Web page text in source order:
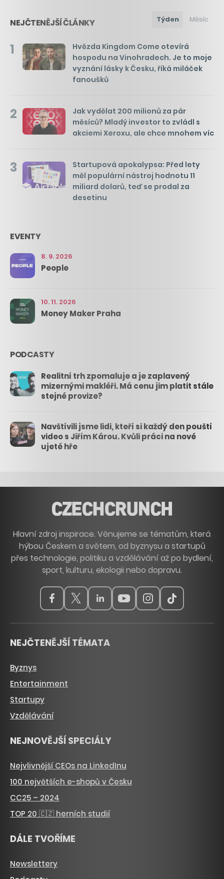
NEJČTENĚJŠÍ ČLÁNKY Týden Měsíc
1
Hvězda Kingdom Come otevírá
hospodu na Vinohradech. Je to moje
vyznání lásky k Česku, říká miláček
fanoušků
2
Jak vydělat 200 milionů za pár
měsíců? Mladý investor to zvládl s
akciemi Xeroxu, ale chce mnohem víc
3
Startupová apokalypsa: Před lety
měl populární nástroj hodnotu 11
miliard dolarů, teď se prodal za
desetinu
EVENTY
8. 9. 2026
People
10. 11. 2026
Money Maker Praha
PODCASTY
Realitní trh zpomaluje a je zaplavený
mizernými makléři. Má cenu jim platit stále
stejné provize?
Navštívili jsme lidi, kteří si každý den pouští
video s Jiřím Károu. Kvůli práci na nové
ujeté hře
Hlavní zdroj inspirace. Věnujeme se tématům, která
hýbou Českem a světem, od byznysu a startupů
přes technologie, politiku a vzdělávání až po bydlení,
sport, kulturu, ekologii nebo dopravu.
NEJČTENĚJŠÍ TÉMATA
Byznys
Entertainment
Startupy
Vzdělávání
NEJNOVĚJŠÍ SPECIÁLY
Nejvlivnější CEOs na LinkedInu
100 největších e-shopů v Česku
CC25 – 2024
TOP 20 🇨🇿 herních studií
DÁLE TVOŘÍME
Newslettery